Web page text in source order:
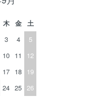
木 金
土
3 4
5
10 11
12
17 18
19
24 25 26